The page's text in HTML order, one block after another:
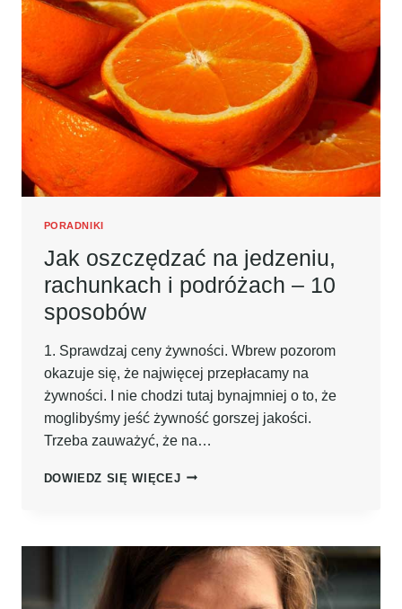
PORADNIKI
Jak oszczędzać na jedzeniu,
rachunkach i podróżach – 10
sposobów
1. Sprawdzaj ceny żywności. Wbrew pozorom
okazuje się, że najwięcej przepłacamy na
żywności. I nie chodzi tutaj bynajmniej o to, że
moglibyśmy jeść żywność gorszej jakości.
Trzeba zauważyć, że na…
DOWIEDZ SIĘ WIĘCEJJAK
RACHUNKACH
I
PODRÓŻACH
–